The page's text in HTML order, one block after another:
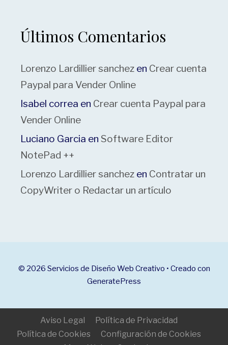
Últimos Comentarios
Lorenzo Lardillier sanchez en Crear cuenta
Paypal para Vender Online
Isabel correa en Crear cuenta Paypal para
Vender Online
Luciano Garcia en Software Editor
NotePad ++
Lorenzo Lardillier sanchez en Contratar un
CopyWriter o Redactar un artículo
© 2026 Servicios de Diseño Web Creativo • Creado con
GeneratePress
Aviso Legal
Política de Privacidad
Política de Cookies
Configuración de Cookies